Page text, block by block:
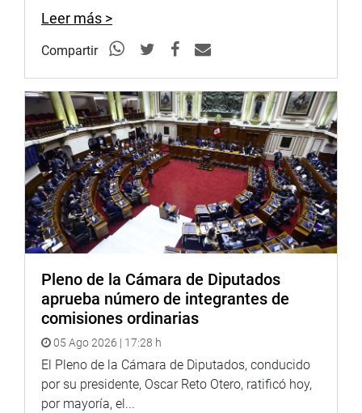
la segunda, que el Oleducto ya cumplió con su vida útil.
La tercera hipótesis es que la paralización del Oleducto –
como consecuencia de las contingencias ambientales-
tendría beneficiarios entre los integrantes de las
comunidades y poblaciones aledañas, quienes realizan
labores de limpieza y descontaminación y que ha
generado una dinamización económica por el pago de
sus labores.
También, en las empresas especializadas que realizan
labores de remediación ambiental y aquellas que
subcontratan para el apoyo en estas tareas, por lo que la
hipótesis de sabotaje también tendría consistencia.
Esta Comisión Investigadora, cuyo plazo de vigencia es
hasta el 31 de mayo, continuará sus sesiones de trabajo,
incluso en el período de receso parlamentario. Sesionará
los días miércoles a las 9 y 30 de la mañana.
PRENSA CONGRESO
Leer más >
Compartir
Pleno de la Cámara de Diputados
aprueba número de integrantes de
comisiones ordinarias
05 Ago 2026 | 17:28 h
El Pleno de la Cámara de Diputados, conducido
por su presidente, Oscar Reto Otero, ratificó hoy,
por mayoría, el...